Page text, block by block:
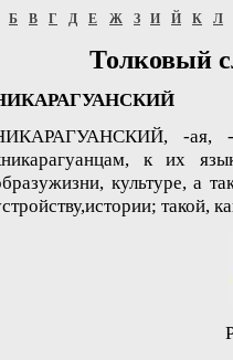
Б В Г Д Е Ж З И Й К Л
Толковый
-ая, -
к их
культуре, а
такой,